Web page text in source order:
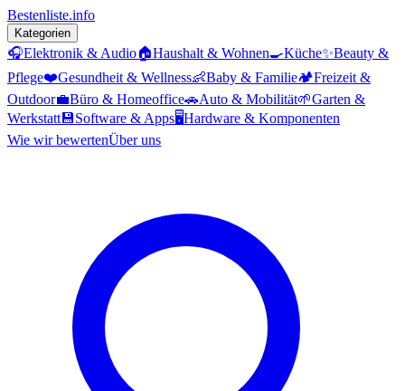
Bestenliste.info
Kategorien
🎧Elektronik & Audio🏠Haushalt & Wohnen🍳Küche✨Beauty &
Pflege❤️Gesundheit & Wellness👶Baby & Familie🏕️Freizeit &
Outdoor💼Büro & Homeoffice🚗Auto & Mobilität🌱Garten &
Werkstatt 💾Software & Apps🖥️Hardware & Komponenten
Wie wir bewertenÜber uns